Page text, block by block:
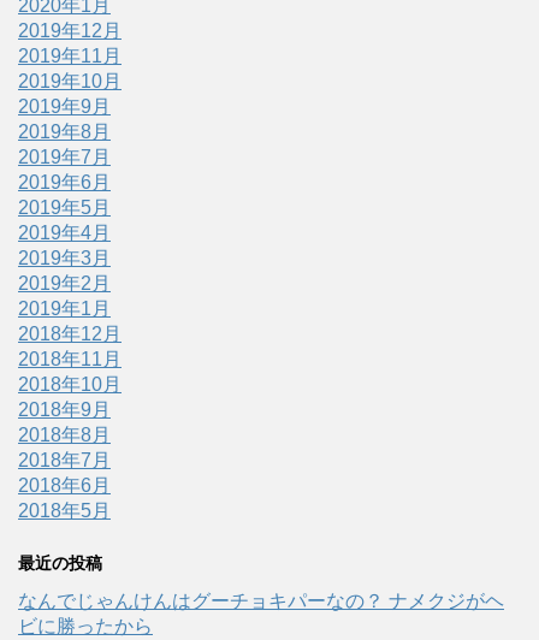
2020年1月
2019年12月
2019年11月
2019年10月
2019年9月
2019年8月
2019年7月
2019年6月
2019年5月
2019年4月
2019年3月
2019年2月
2019年1月
2018年12月
2018年11月
2018年10月
2018年9月
2018年8月
2018年7月
2018年6月
2018年5月
最近の投稿
なんでじゃんけんはグーチョキパーなの？ ナメクジがヘ
ビに勝ったから